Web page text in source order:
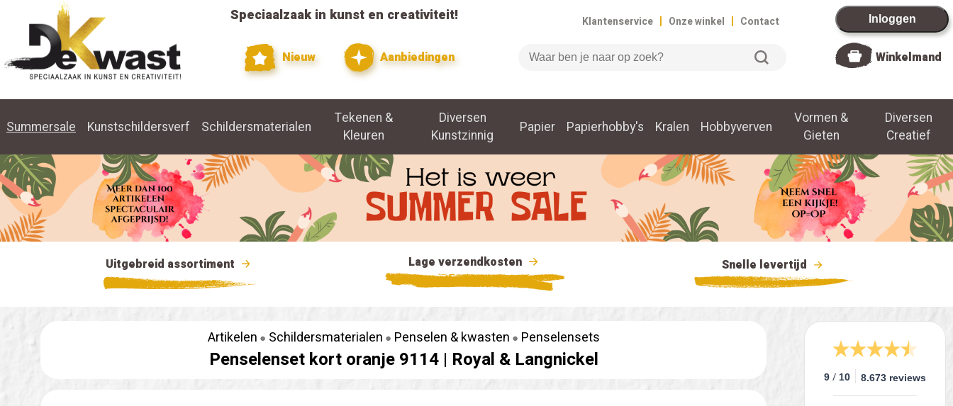
Speciaalzaak in kunst en creativiteit!
Nieuw Aanbiedingen
Klantenservice | Onze winkel | Contact
Zoeken
Inloggen
Winkelmand
Summersale Kunstschildersverf Schildersmaterialen
Tekenen &
Kleuren
Diversen
Kunstzinnig
Papier Papierhobby's Kralen Hobbyverven
Vormen &
Gieten
Diversen
Creatief
Uitgebreid assortiment Lage verzendkosten Snelle levertijd
9 / 10 8.673 reviews
Artikelen Schildersmaterialen Penselen & kwasten Penselensets
Penselenset kort oranje 9114 | Royal & Langnickel